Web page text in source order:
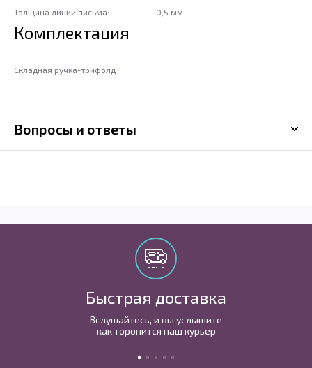
Толщина линии письма:
0,5 мм
Комплектация
Складная ручка-трифолд
Вопросы и ответы
Быстрая доставка
Вслушайтесь, и вы услышите
как торопится наш курьер